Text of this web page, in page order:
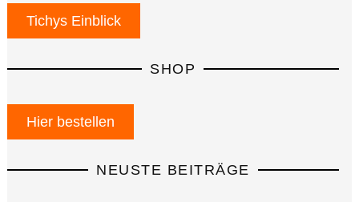
Tichys Einblick
SHOP
Hier bestellen
NEUSTE BEITRÄGE